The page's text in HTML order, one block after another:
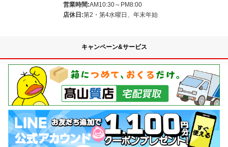
営業時間:AM10:30～PM8:00
店休日:第2・第4水曜日、年末年始
キャンペーン&サービス